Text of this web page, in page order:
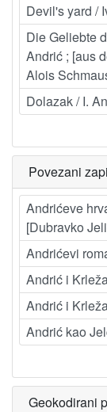
Devil's yard /
Die Geliebte
Andrić ; [aus
Alois
Dolazak / I.
Povezani
Andrićeve
[Dubravko
Andrićevi
Andrić i
Andrić i
Andrić kao
Geokodirani